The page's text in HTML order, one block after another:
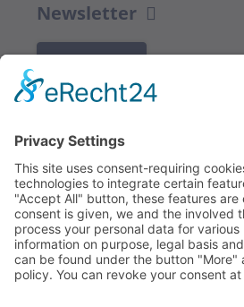
Newsletter
Redakce bbkult.net
Centrum Bavaria Bohemia (CeBB)
Dr. Veronika Hofinger
Freyung 1, 92539 Schönsee
Tel.:+49 (0)9674 / 92 48 78
veronika.hofinger@cebb.de